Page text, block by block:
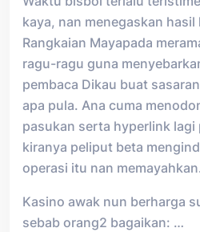
kaya, nan menegaskan hasil
Rangkaian Mayapada
ragu-ragu guna
pembaca Dikau buat
apa pula. Ana cuma
pasukan serta hyperlink lagi
kiranya peliput beta
operasi itu nan
Kasino awak nun berharga
sebab orang2 bagaikan: …